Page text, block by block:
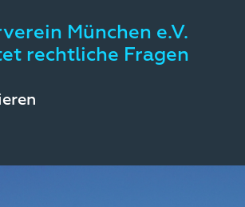
München e.V.
rechtliche Fragen